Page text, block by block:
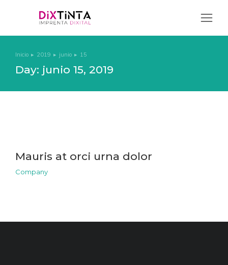
Estás aquí:
Inicio 2019 junio 15
Day: junio 15, 2019
Mauris at orci urna dolor
Company